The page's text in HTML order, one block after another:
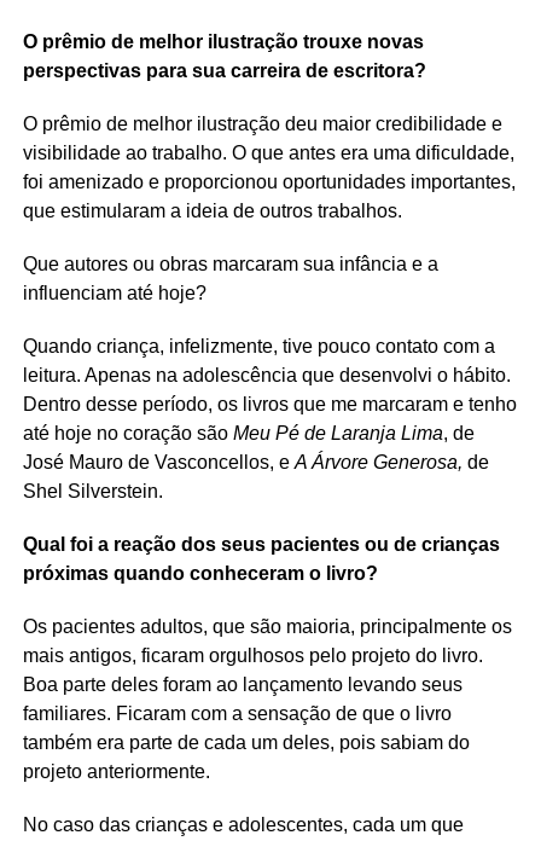
O prêmio de melhor ilustração trouxe novas
perspectivas para sua carreira de escritora?
O prêmio de melhor ilustração deu maior credibilidade e
visibilidade ao trabalho. O que antes era uma dificuldade,
foi amenizado e proporcionou oportunidades importantes,
que estimularam a ideia de outros trabalhos.
Que autores ou obras marcaram sua infância e a
influenciam até hoje?
Quando criança, infelizmente, tive pouco contato com a
leitura. Apenas na adolescência que desenvolvi o hábito.
Dentro desse período, os livros que me marcaram e tenho
até hoje no coração são Meu Pé de Laranja Lima, de
José Mauro de Vasconcellos, e A Árvore Generosa, de
Shel Silverstein.
Qual foi a reação dos seus pacientes ou de crianças
próximas quando conheceram o livro?
Os pacientes adultos, que são maioria, principalmente os
mais antigos, ficaram orgulhosos pelo projeto do livro.
Boa parte deles foram ao lançamento levando seus
familiares. Ficaram com a sensação de que o livro
também era parte de cada um deles, pois sabiam do
projeto anteriormente.
No caso das crianças e adolescentes, cada um que